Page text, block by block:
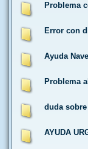
Problema
Error con
Ayuda
Problema
duda
AYUDA